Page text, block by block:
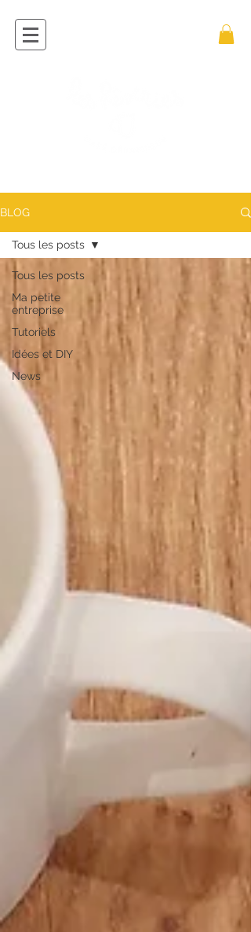
BLOG
Tous les posts
Ma petite
entreprise
Tutoriels
Idées et DIY
News
Tous les posts